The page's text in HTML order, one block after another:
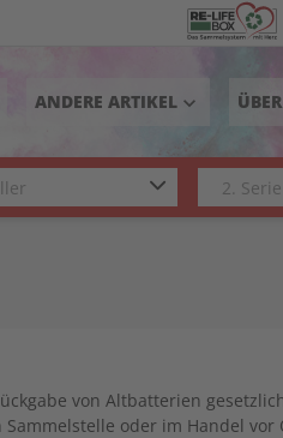
ANDERE ARTIKEL keyboard_arrow_down
von Altbatterien
oder im Handel